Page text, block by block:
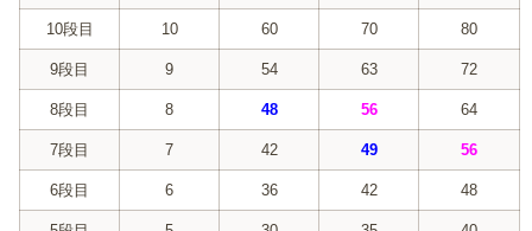
10段目 10 60 70 80
9段目 9 54 63 72
8段目 8 48 56 64
7段目 7 42 49 56
6段目 6 36 42 48